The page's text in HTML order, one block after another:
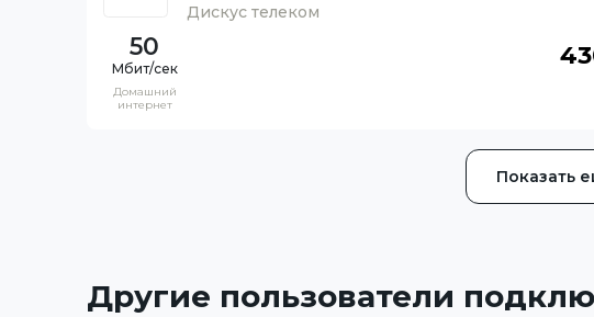
Дискус телеком
50
Домашний
интернет
Показать
Другие пользователи